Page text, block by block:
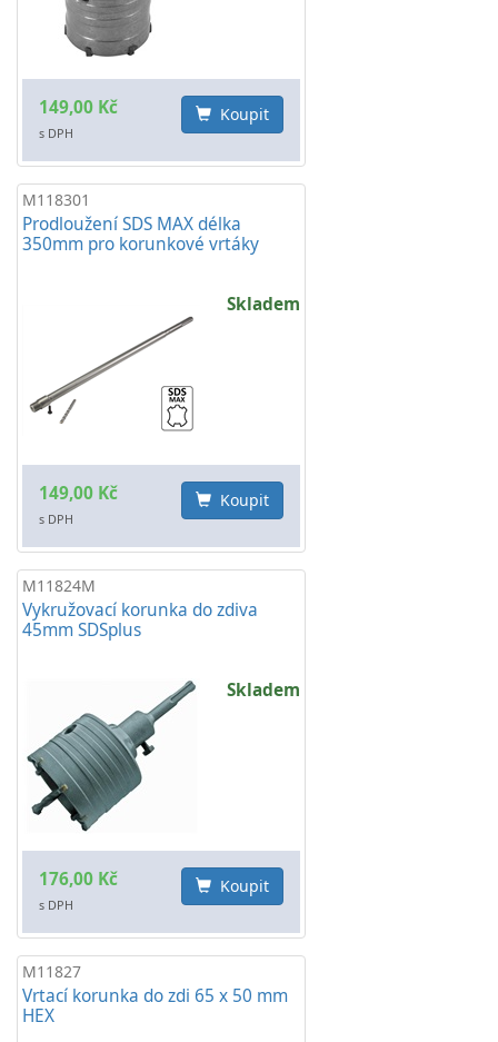
149,00 Kč
s DPH
Koupit
M118301
Prodloužení SDS MAX délka
350mm pro korunkové vrtáky
Skladem
149,00 Kč
s DPH
Koupit
M11824M
Vykružovací korunka do zdiva
45mm SDSplus
Skladem
176,00 Kč
s DPH
Koupit
M11827
Vrtací korunka do zdi 65 x 50 mm
HEX